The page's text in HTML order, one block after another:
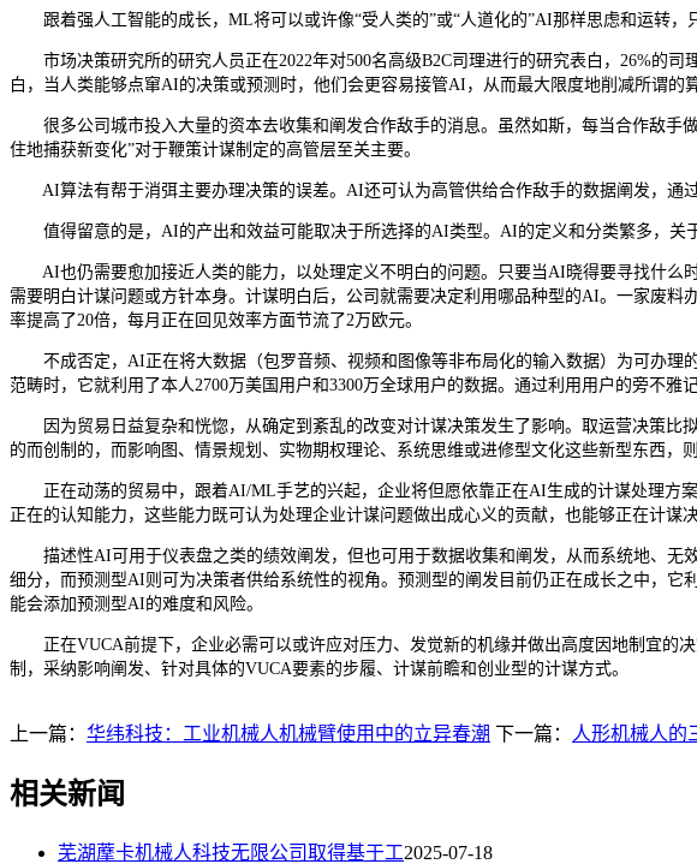
跟着强人工智能的成长，ML将可以或许像“受人类的”或“人道化的”AI那样思虑和运转，
市场决策研究所的研究人员正在2022年对500名高级B2C司理进行的研究表白，26%的
白，当人类能够点窜AI的决策或预测时，他们会更容易接管AI，从而最大限度地削减所谓的
很多公司城市投入大量的资本去收集和阐发合作敌手的消息。虽然如斯，每当合作敌手
住地捕获新变化”对于鞭策计谋制定的高管层至关主要。
AI算法有帮于消弭主要办理决策的误差。AI还可认为高管供给合作敌手的数据阐发，通
值得留意的是，AI的产出和效益可能取决于所选择的AI类型。AI的定义和分类繁多，关
AI也仍需要愈加接近人类的能力，以处理定义不明白的问题。只要当AI晓得要寻找什么
需要明白计谋问题或方针本身。计谋明白后，公司就需要决定利用哪品种型的AI。一家废
率提高了20倍，每月正在回见效率方面节流了2万欧元。
不成否定，AI正在将大数据（包罗音频、视频和图像等非布局化的输入数据）为可办理
范畴时，它就利用了本人2700万美国用户和3300万全球用户的数据。通过利用用户的旁不
因为贸易日益复杂和恍惚，从确定到紊乱的改变对计谋决策发生了影响。取运营决策比
的而创制的，而影响图、情景规划、实物期权理论、系统思维或进修型文化这些新型东西
正在动荡的贸易中，跟着AI/ML手艺的兴起，企业将但愿依靠正在AI生成的计谋处理方
正在的认知能力，这些能力既可认为处理企业计谋问题做出成心义的贡献，也能够正在计谋
描述性AI可用于仪表盘之类的绩效阐发，但也可用于数据收集和阐发，从而系统地、无
细分，而预测型AI则可为决策者供给系统性的视角。预测型的阐发目前仍正在成长之中，
能会添加预测型AI的难度和风险。
正在VUCA前提下，企业必需可以或许应对压力、发觉新的机缘并做出高度因地制宜的
制，采纳影响阐发、针对具体的VUCA要素的步履、计谋前瞻和创业型的计谋方式。
上一篇： 华纬科技：工业机械人机械臂使用中的立异春潮 下一篇： 人形机械人的
相关新闻
芜湖藦卡机械人科技无限公司取得基于工2025-07-18